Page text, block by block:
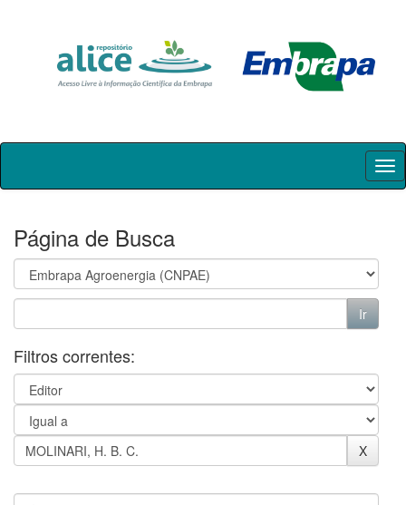
Skip
Página de Busca
Filtros correntes: